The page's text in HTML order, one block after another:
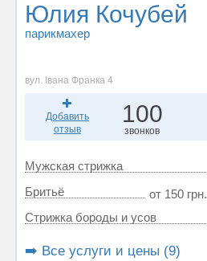
Юлия Кочубей
парикмахер
вул. Івана Франка 4
Добавить
отзыв
100
звонков
Мужская стрижка
Бритьё
от 150 грн.
Стрижка бороды и усов
➡️ Все услуги и цены (9)